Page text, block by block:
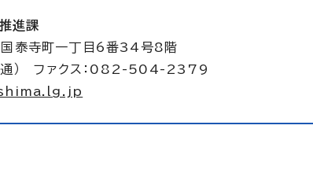
進課
寺町一丁目6番34号8階
） ファクス：082-504-2379